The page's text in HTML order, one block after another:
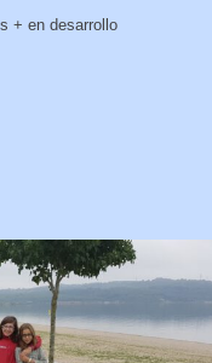
+ en desarrollo